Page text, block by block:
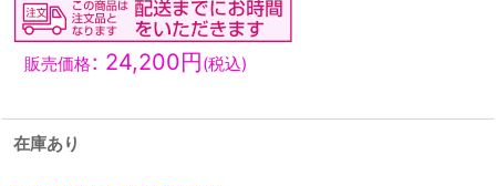
販売価格: 24,200円(税込)
在庫あり